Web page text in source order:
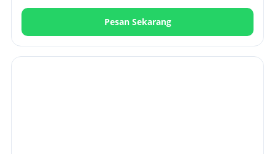
Pesan Sekarang